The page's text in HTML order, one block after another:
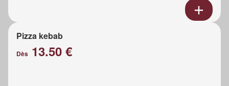
Pizza kebab
Dès 13.50 €